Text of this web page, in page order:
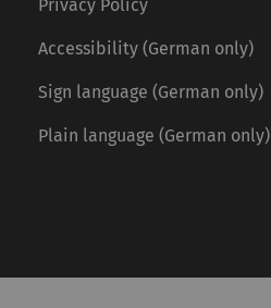
Privacy Policy
Accessibility (German only)
Sign language (German only)
Plain language (German only)